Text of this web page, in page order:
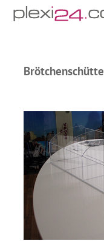
Brötchenschütte